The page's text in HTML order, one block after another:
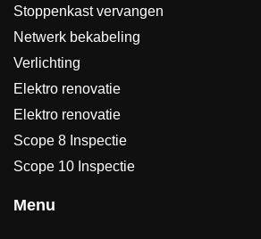
Stoppenkast vervangen
Netwerk bekabeling
Verlichting
Elektro renovatie
Elektro renovatie
Scope 8 Inspectie
Scope 10 Inspectie
Menu